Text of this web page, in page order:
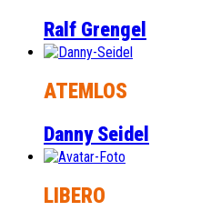
Ralf Grengel
ATEMLOS
Danny Seidel
LIBERO